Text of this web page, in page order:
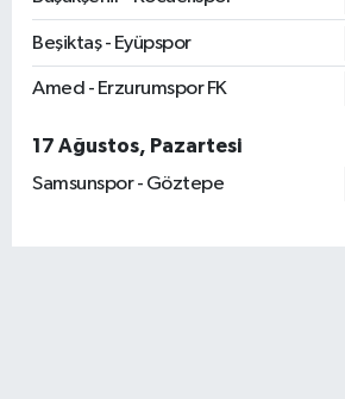
Beşiktaş - Eyüpspor
Amed - Erzurumspor FK
17 Ağustos, Pazartesi
Samsunspor - Göztepe